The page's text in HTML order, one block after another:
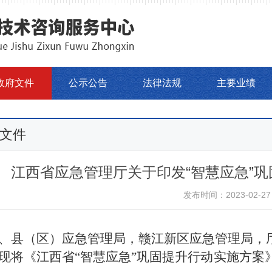
府文件 公示公告 法律法规 主要业绩
件
江西省应急管理厅关于印发“智慧应急”
发布时间：2023-02-27
县（区）应急管理局 ，赣江新区应急管理局
将 《江西省“智慧应急”巩固提升行动实施方案